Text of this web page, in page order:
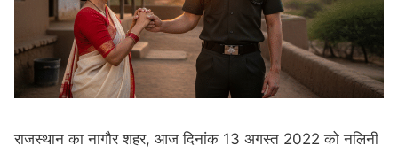
राजस्थान का नागौर शहर, आज दिनांक 13 अगस्त 2022 को नलिनी